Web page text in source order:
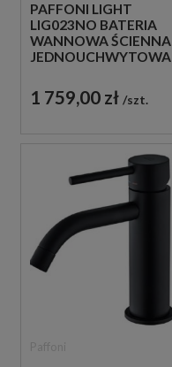
PAFFONI LIGHT
LIG023NO BATERIA
WANNOWA ŚCIENNA
JEDNOUCHWYTOWA
1 759,00 zł szt.